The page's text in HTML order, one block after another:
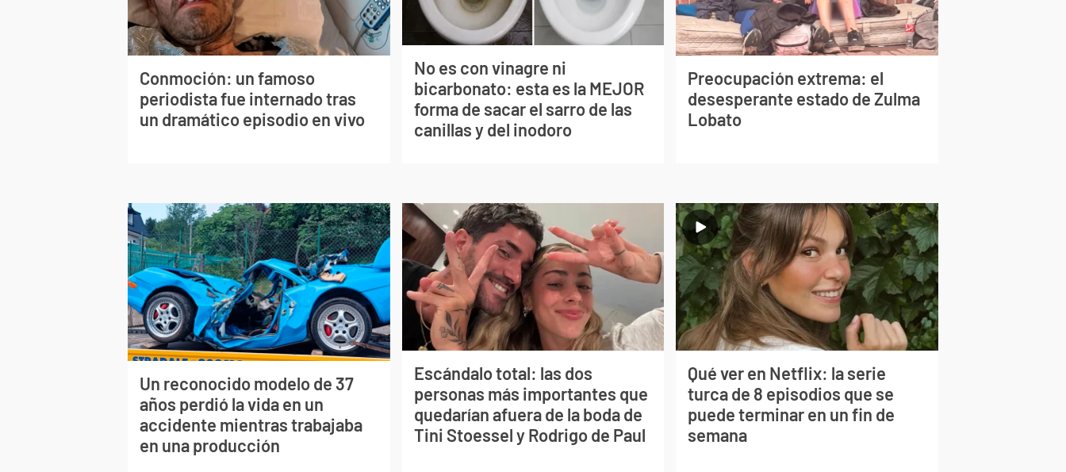
Conmoción: un famoso
periodista fue internado tras
un dramático episodio en vivo
No es con vinagre ni
bicarbonato: esta es la MEJOR
forma de sacar el sarro de las
canillas y del inodoro
Preocupación extrema: el
desesperante estado de Zulma
Lobato
Un reconocido modelo de 37
años perdió la vida en un
accidente mientras trabajaba
en una producción
Escándalo total: las dos
personas más importantes que
quedarían afuera de la boda de
Tini Stoessel y Rodrigo de Paul
Qué ver en Netflix: la serie
turca de 8 episodios que se
puede terminar en un fin de
semana